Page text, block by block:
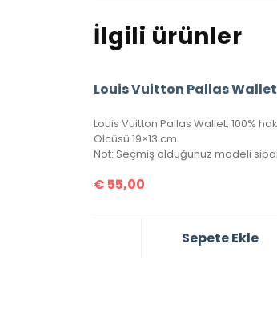
İlgili ürünler
Louis Vuitton Pallas Wallet
Ölcüsü 19×13 cm
€ 55,00
Sepete Ekle